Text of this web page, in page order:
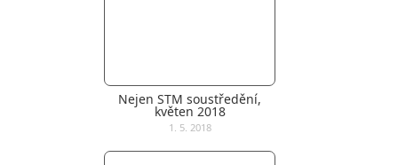
Nejen STM soustředění,
květen 2018
1. 5. 2018